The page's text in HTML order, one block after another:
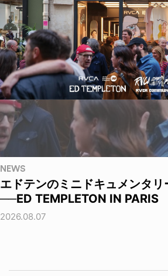
NEWS
エドテンのミニドキュメンタリ
──ED TEMPLETON IN PARIS
2026.08.07